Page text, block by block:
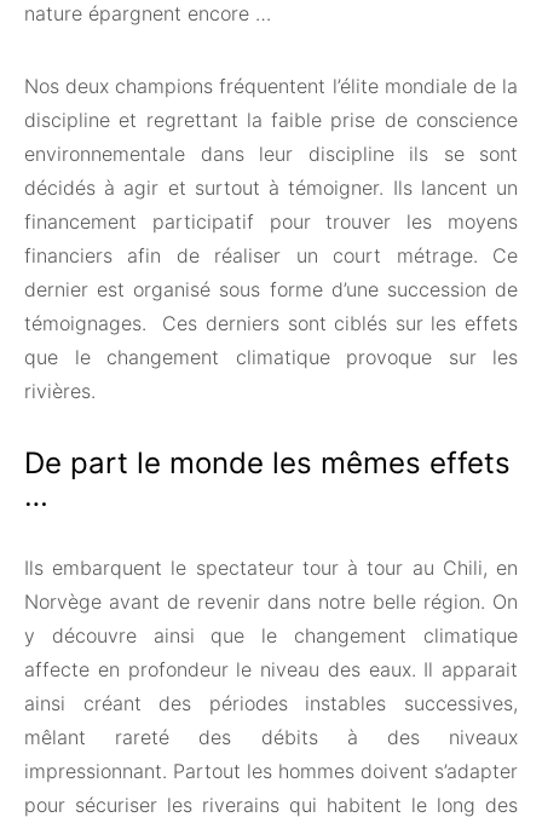
nature épargnent encore …
Nos deux champions fréquentent l’élite mondiale de la
discipline et regrettant la faible prise de conscience
environnementale dans leur discipline ils se sont
décidés à agir et surtout à témoigner. Ils lancent un
financement participatif pour trouver les moyens
financiers afin de réaliser un court métrage. Ce
dernier est organisé sous forme d’une succession de
témoignages. Ces derniers sont ciblés sur les effets
que le changement climatique provoque sur les
rivières.
De part le monde les mêmes effets
…
Ils embarquent le spectateur tour à tour au Chili, en
Norvège avant de revenir dans notre belle région. On
y découvre ainsi que le changement climatique
affecte en profondeur le niveau des eaux. Il apparait
ainsi créant des périodes instables successives,
mêlant rareté des débits à des niveaux
impressionnant. Partout les hommes doivent s’adapter
pour sécuriser les riverains qui habitent le long des